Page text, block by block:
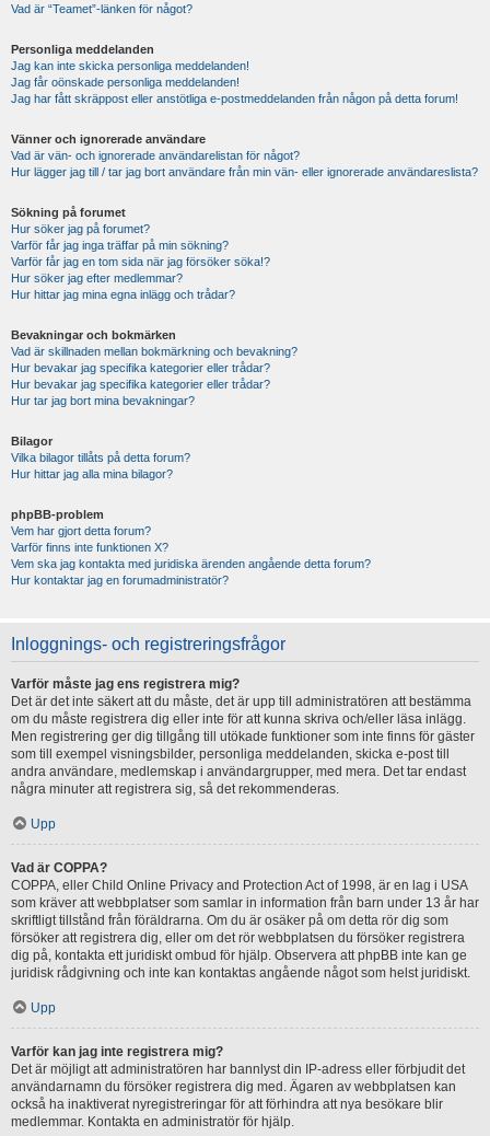
Vad är “Teamet”-länken för något?
Personliga meddelanden
Jag kan inte skicka personliga meddelanden!
Jag får oönskade personliga meddelanden!
Jag har fått skräppost eller anstötliga e-postmeddelanden från någon på detta forum!
Vänner och ignorerade användare
Vad är vän- och ignorerade användarelistan för något?
Hur lägger jag till / tar jag bort användare från min vän- eller ignorerade användareslista?
Sökning på forumet
Hur söker jag på forumet?
Varför får jag inga träffar på min sökning?
Varför får jag en tom sida när jag försöker söka!?
Hur söker jag efter medlemmar?
Hur hittar jag mina egna inlägg och trådar?
Bevakningar och bokmärken
Vad är skillnaden mellan bokmärkning och bevakning?
Hur bevakar jag specifika kategorier eller trådar?
Hur bevakar jag specifika kategorier eller trådar?
Hur tar jag bort mina bevakningar?
Bilagor
Vilka bilagor tillåts på detta forum?
Hur hittar jag alla mina bilagor?
phpBB-problem
Vem har gjort detta forum?
Varför finns inte funktionen X?
Vem ska jag kontakta med juridiska ärenden angående detta forum?
Hur kontaktar jag en forumadministratör?
Inloggnings- och registreringsfrågor
Varför måste jag ens registrera mig?
Det är det inte säkert att du måste, det är upp till administratören att bestämma
om du måste registrera dig eller inte för att kunna skriva och/eller läsa inlägg.
Men registrering ger dig tillgång till utökade funktioner som inte finns för gäster
som till exempel visningsbilder, personliga meddelanden, skicka e-post till
andra användare, medlemskap i användargrupper, med mera. Det tar endast
några minuter att registrera sig, så det rekommenderas.
Upp
Vad är COPPA?
COPPA, eller Child Online Privacy and Protection Act of 1998, är en lag i USA
som kräver att webbplatser som samlar in information från barn under 13 år har
skriftligt tillstånd från föräldrarna. Om du är osäker på om detta rör dig som
försöker att registrera dig, eller om det rör webbplatsen du försöker registrera
dig på, kontakta ett juridiskt ombud för hjälp. Observera att phpBB inte kan ge
juridisk rådgivning och inte kan kontaktas angående något som helst juridiskt.
Upp
Varför kan jag inte registrera mig?
Det är möjligt att administratören har bannlyst din IP-adress eller förbjudit det
användarnamn du försöker registrera dig med. Ägaren av webbplatsen kan
också ha inaktiverat nyregistreringar för att förhindra att nya besökare blir
medlemmar. Kontakta en administratör för hjälp.